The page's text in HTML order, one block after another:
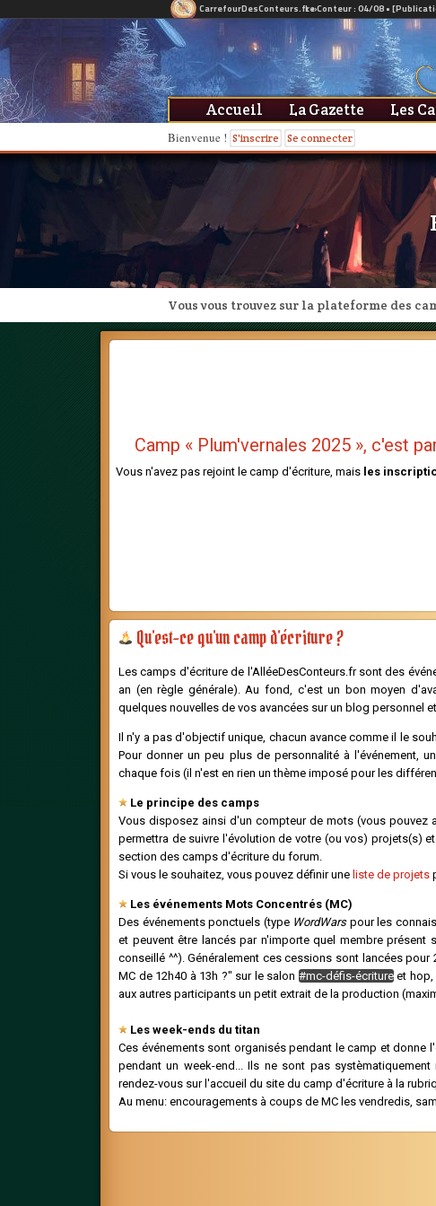
Bienvenue ! S'inscrire Se connecter
Accueil La Gazette Les
Vous vous trouvez sur la plateforme des
Camp « Plum'vernales 2025 », c'est
Vous n'avez pas rejoint le camp d'écriture, mais les
Qu'est-ce qu'un camp d'écriture ?
Les camps d'écriture de l'AlléeDesConteurs.fr sont des
an (en règle générale). Au fond, c'est un bon moyen
quelques nouvelles de vos avancées sur un blog personnel
Il n'y a pas d'objectif unique, chacun avance comme il le
Pour donner un peu plus de personnalité à l'événement,
chaque fois (il n'est en rien un thème imposé pour les
Le principe des camps
Vous disposez ainsi d'un compteur de mots (vous
permettra de suivre l'évolution de votre (ou vos) projets(s)
section des camps d'écriture du forum.
Si vous le souhaitez, vous pouvez définir une liste de projets
Les événements Mots Concentrés (MC)
Des événements ponctuels (type WordWarspour les
et peuvent être lancés par n'importe quel membre
conseillé ^^). Généralement ces cessions sont lancées
MC de 12h40 à 13h ?" sur le salon #mc-défis-écritureet hop,
aux autres participants un petit extrait de la production
Les week-ends du titan
Ces événements sont organisés pendant le camp et
pendant un week-end... Ils ne sont pas
rendez-vous sur l'accueil du site du camp d'écriture à la
Au menu: encouragements à coups de MC les vendredis,